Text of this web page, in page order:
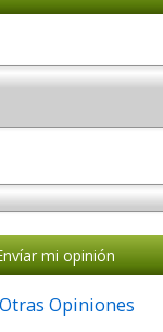
mi opinión
Opiniones